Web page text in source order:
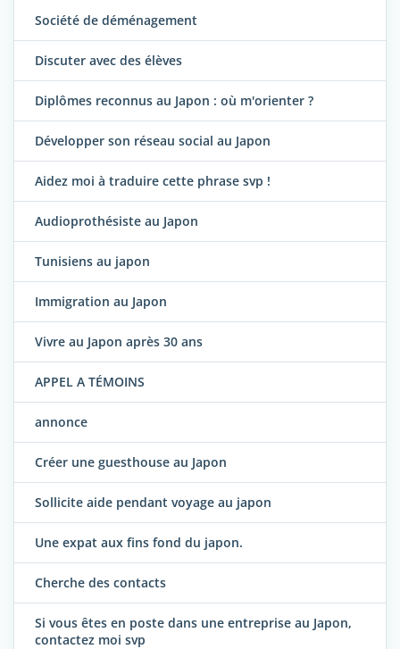
Société de déménagement
Discuter avec des élèves
Diplômes reconnus au Japon : où m'orienter ?
Développer son réseau social au Japon
Aidez moi à traduire cette phrase svp !
Audioprothésiste au Japon
Tunisiens au japon
Immigration au Japon
Vivre au Japon après 30 ans
APPEL A TÉMOINS
annonce
Créer une guesthouse au Japon
Sollicite aide pendant voyage au japon
Une expat aux fins fond du japon.
Cherche des contacts
Si vous êtes en poste dans une entreprise au Japon,
contactez moi svp